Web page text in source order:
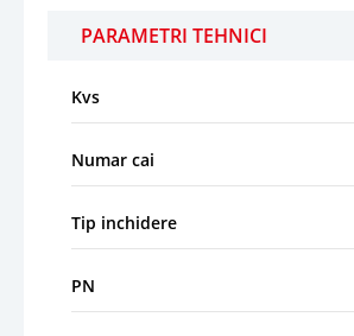
PARAMETRI TEHNICI
Kvs
Numar cai
Tip inchidere
PN